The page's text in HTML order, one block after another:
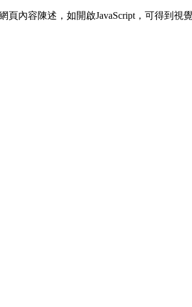
頁內容陳述，如開啟JavaScript，可得到視